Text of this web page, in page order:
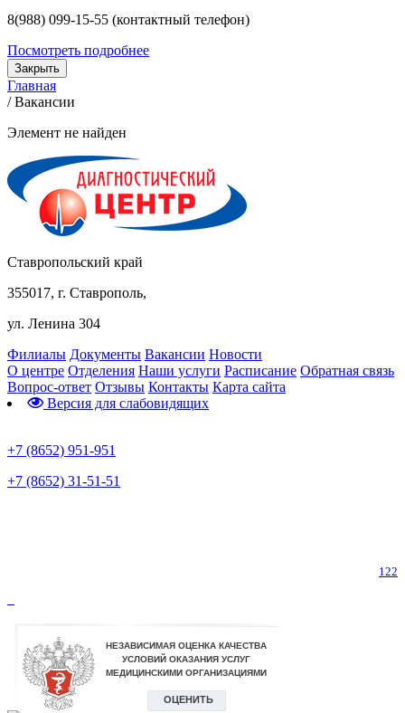
8(988) 099-15-55 (контактный телефон)
Посмотреть подробнее
Закрыть
Главная
/ Вакансии
Элемент не найден
Ставропольский край
355017, г. Ставрополь,
ул. Ленина 304
Филиалы Документы Вакансии Новости
О центре Отделения Наши услуги Расписание Обратная связь
Вопрос-ответ Отзывы Контакты Карта сайта
Версия для слабовидящих
+7 (8652) 951-951
+7 (8652) 31-51-51
122